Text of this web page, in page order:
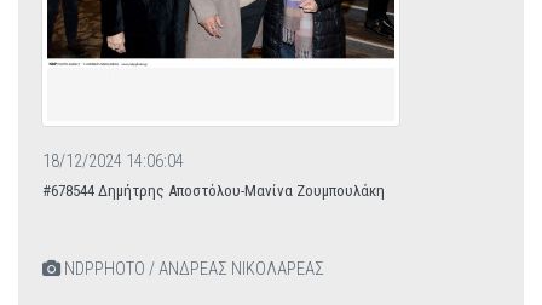
18/12/2024 14:06:04
#678544 Δημήτρης Αποστόλου-Μανίνα Ζουμπουλάκη
NDPPHOTO / ΑΝΔΡΕΑΣ ΝΙΚΟΛΑΡΕΑΣ